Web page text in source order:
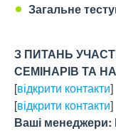
Загальне
З ПИТАНЬ
СЕМІНАРІВ ТА
[відкрити контакти]
[відкрити контакти]
Ваші менеджери: